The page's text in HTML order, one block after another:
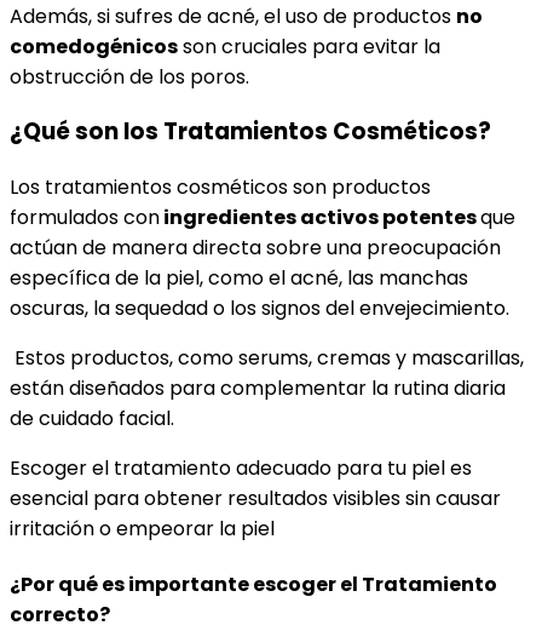
Además, si sufres de acné, el uso de productos no
comedogénicosson cruciales para evitar la
obstrucción de los poros.
¿Qué son los Tratamientos Cosméticos?
Los tratamientos cosméticos son productos
formulados coningredientes activos potentesque
actúan de manera directa sobre una preocupación
específica de la piel, como el acné, las manchas
oscuras, la sequedad o los signos del envejecimiento.
Estos productos, como serums, cremas y mascarillas,
están diseñados para complementar la rutina diaria
de cuidado facial.
Escoger el tratamiento adecuado para tu piel es
esencial para obtener resultados visibles sin causar
irritación o empeorar la piel
¿Por qué es importante escoger el Tratamiento
correcto?